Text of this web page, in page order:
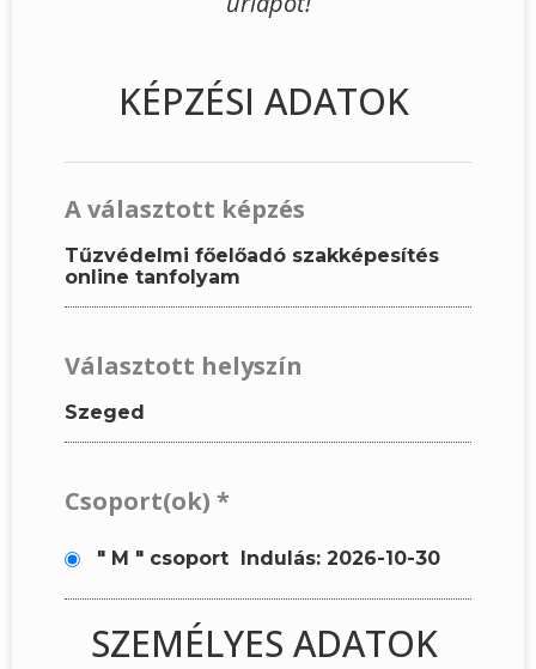
KÉPZÉSI ADATOK
A választott képzés
Tűzvédelmi főelőadó szakképesítés
online tanfolyam
Választott helyszín
Szeged
Csoport(ok) *
" M " csoport Indulás: 2026-10-30
SZEMÉLYES ADATOK